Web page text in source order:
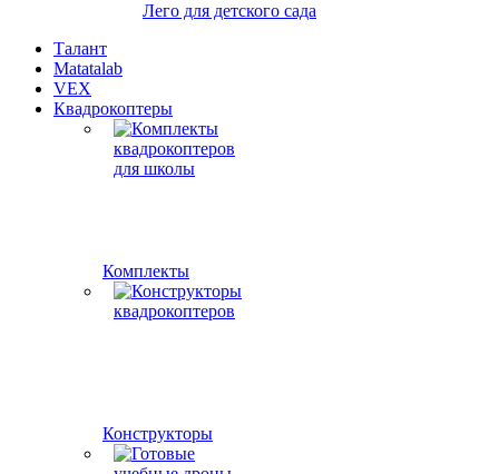
Лего для детского сада
Талант
Matatalab
VEX
Квадрокоптеры
Комплекты
Конструкторы